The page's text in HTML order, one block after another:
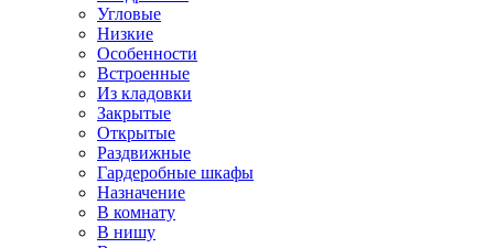
Угловые
Низкие
Особенности
Встроенные
Из кладовки
Закрытые
Открытые
Раздвижные
Гардеробные шкафы
Назначение
В комнату
В нишу